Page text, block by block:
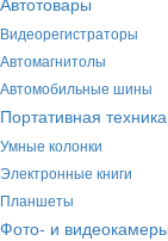
Видеорегистраторы
Автомагнитолы
Автомобильные шины
Портативная техника
Умные колонки
Электронные книги
Планшеты
Фото- и видеокамеры